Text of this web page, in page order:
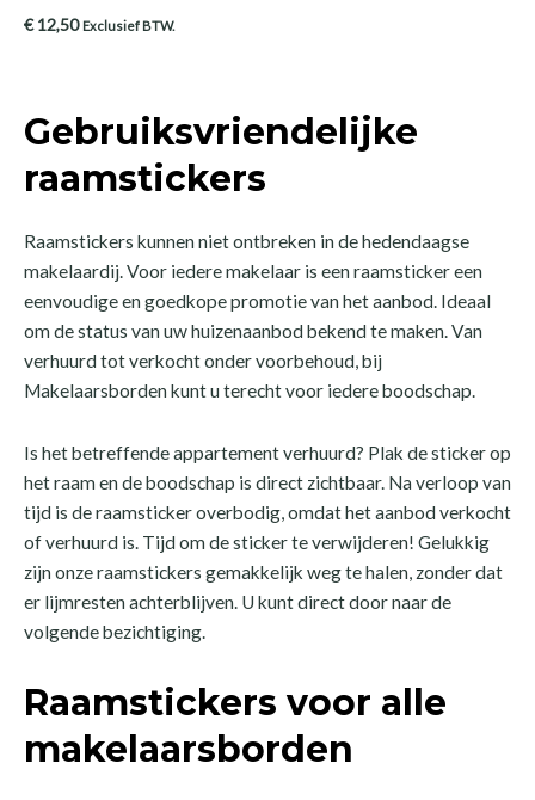
€12,50 Exclusief BTW.
Gebruiksvriendelijke
raamstickers
Raamstickers kunnen niet ontbreken in de hedendaagse
makelaardij. Voor iedere makelaar is een raamsticker een
eenvoudige en goedkope promotie van het aanbod. Ideaal
om de status van uw huizenaanbod bekend te maken. Van
verhuurd tot verkocht onder voorbehoud, bij
Makelaarsborden kunt u terecht voor iedere boodschap.
Is het betreffende appartement verhuurd? Plak de sticker op
het raam en de boodschap is direct zichtbaar. Na verloop van
tijd is de raamsticker overbodig, omdat het aanbod verkocht
of verhuurd is. Tijd om de sticker te verwijderen! Gelukkig
zijn onze raamstickers gemakkelijk weg te halen, zonder dat
er lijmresten achterblijven. U kunt direct door naar de
volgende bezichtiging.
Raamstickers voor alle
makelaarsborden